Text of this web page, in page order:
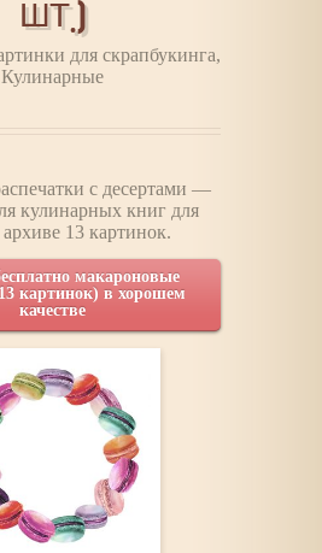
ШТ.)
для скрапбукинга,
Кулинарные
с десертами —
кулинарных книг для
13 картинок.
макароновые
картинок) в хорошем
качестве